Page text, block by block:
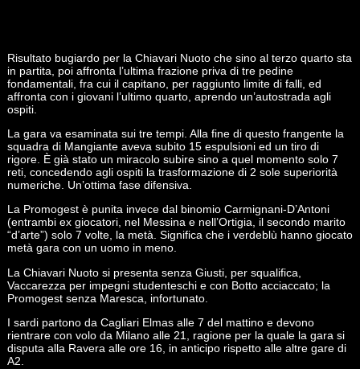
Risultato bugiardo per la Chiavari Nuoto che sino al terzo quarto sta
in partita, poi affronta l’ultima frazione priva di tre pedine
fondamentali, fra cui il capitano, per raggiunto limite di falli, ed
affronta con i giovani l’ultimo quarto, aprendo un’autostrada agli
ospiti.
La gara va esaminata sui tre tempi. Alla fine di questo frangente la
squadra di Mangiante aveva subito 15 espulsioni ed un tiro di
rigore. È già stato un miracolo subire sino a quel momento solo 7
reti, concedendo agli ospiti la trasformazione di 2 sole superiorità
numeriche. Un’ottima fase difensiva.
La Promogest è punita invece dal binomio Carmignani-D’Antoni
(entrambi ex giocatori, nel Messina e nell’Ortigia, il secondo marito
“d’arte”) solo 7 volte, la metà. Significa che i verdeblù hanno giocato
metà gara con un uomo in meno.
La Chiavari Nuoto si presenta senza Giusti, per squalifica,
Vaccarezza per impegni studenteschi e con Botto acciaccato; la
Promogest senza Maresca, infortunato.
I sardi partono da Cagliari Elmas alle 7 del mattino e devono
rientrare con volo da Milano alle 21, ragione per la quale la gara si
disputa alla Ravera alle ore 16, in anticipo rispetto alle altre gare di
A2.